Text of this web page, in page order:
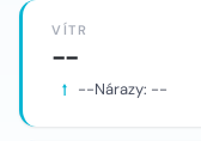
VÍTR
--
--Nárazy: --